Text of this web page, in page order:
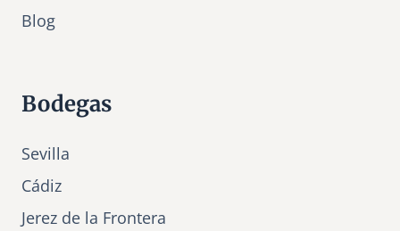
Blog
Bodegas
Sevilla
Cádiz
Jerez de la Frontera